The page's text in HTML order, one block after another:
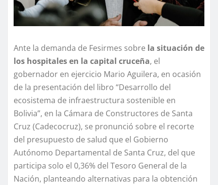
Ante la demanda de Fesirmes sobre la situación de
los hospitales en la capital cruceña, el
gobernador en ejercicio Mario Aguilera, en ocasión
de la presentación del libro “Desarrollo del
ecosistema de infraestructura sostenible en
Bolivia”, en la Cámara de Constructores de Santa
Cruz (Cadecocruz), se pronunció sobre el recorte
del presupuesto de salud que el Gobierno
Autónomo Departamental de Santa Cruz, del que
participa solo el 0,36% del Tesoro General de la
Nación, planteando alternativas para la obtención